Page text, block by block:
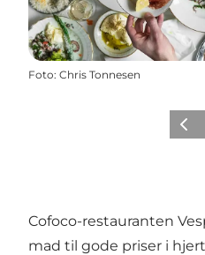
Foto: Chris Tonnesen
Cofoco-restauranten
mad til gode priser i